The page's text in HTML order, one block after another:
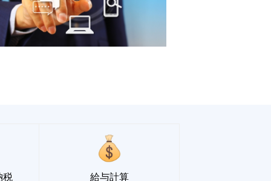
税 給与計算